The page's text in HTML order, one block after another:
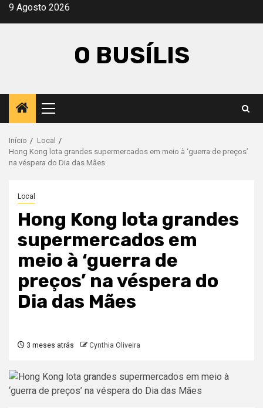
Avançar
9 Agosto 2026
O BUSÍLIS
Menu
principal
Início
Local
Hong Kong lota grandes supermercados em meio à ‘guerra de preços’
na véspera do Dia das Mães
Local
Hong Kong lota grandes
supermercados em
meio à ‘guerra de
preços’ na véspera do
Dia das Mães
3 meses atrás Cynthia Oliveira